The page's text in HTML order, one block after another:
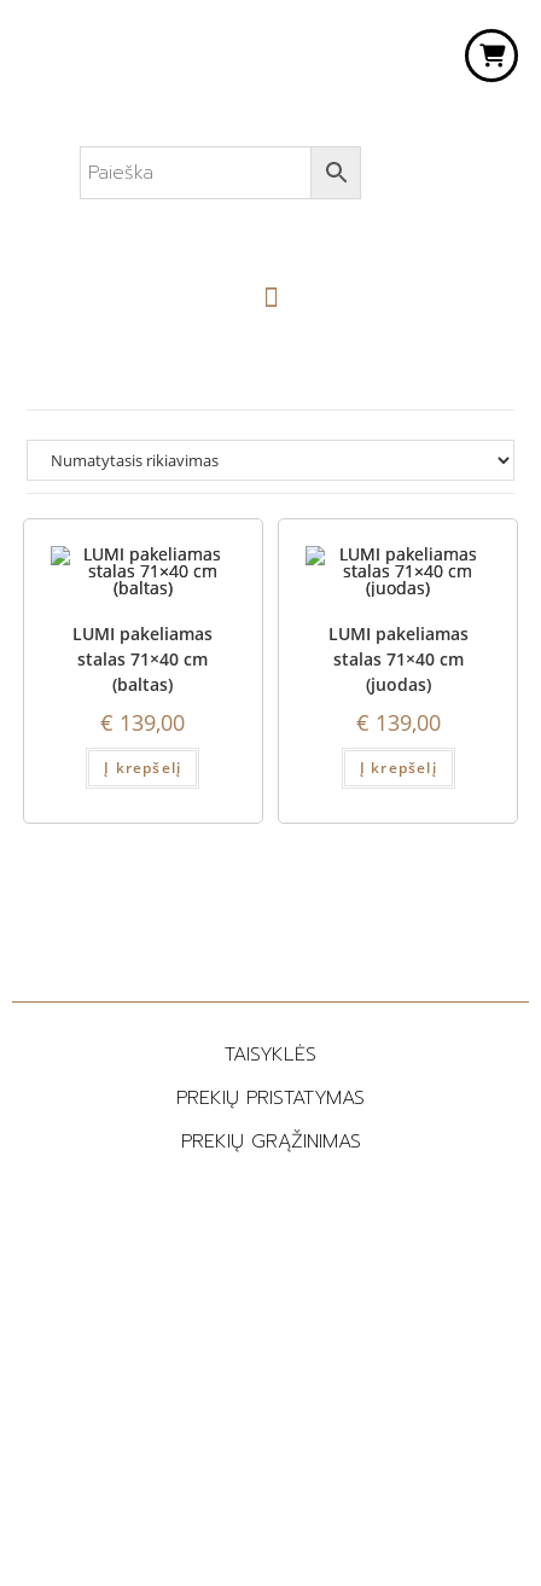
LUMI pakeliamas
stalas 71×40 cm
(baltas)
€ 139,00
Į krepšelį
LUMI pakeliamas
stalas 71×40 cm
(juodas)
€ 139,00
Į krepšelį
TAISYKLĖS
PREKIŲ PRISTATYMAS
PREKIŲ GRĄŽINIMAS